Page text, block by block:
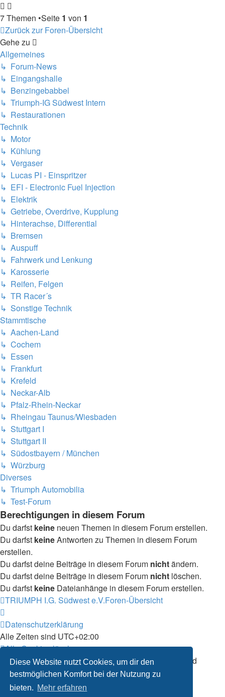
Diese Website nutzt Cookies, um dir den
bestmöglichen Komfort bei der Nutzung zu
bieten. Mehr erfahren
7 Themen •Seite 1 von 1
Zurück zur Foren-Übersicht
Gehe zu
Allgemeines
↳ Forum-News
↳ Eingangshalle
↳ Benzingebabbel
↳ Triumph-IG Südwest Intern
↳ Restaurationen
Technik
↳ Motor
↳ Kühlung
↳ Vergaser
↳ Lucas PI - Einspritzer
↳ EFI - Electronic Fuel Injection
↳ Elektrik
↳ Getriebe, Overdrive, Kupplung
↳ Hinterachse, Differential
↳ Bremsen
↳ Auspuff
↳ Fahrwerk und Lenkung
↳ Karosserie
↳ Reifen, Felgen
↳ TR Racer´s
↳ Sonstige Technik
Stammtische
↳ Aachen-Land
↳ Cochem
↳ Essen
↳ Frankfurt
↳ Krefeld
↳ Neckar-Alb
↳ Pfalz-Rhein-Neckar
↳ Rheingau Taunus/Wiesbaden
↳ Stuttgart I
↳ Stuttgart II
↳ Südostbayern / München
↳ Würzburg
Diverses
↳ Triumph Automobilia
↳ Test-Forum
Berechtigungen in diesem Forum
Du darfst keine neuen Themen in diesem Forum erstellen.
Du darfst keineAntworten zu Themen in diesem Forum
erstellen.
Du darfst deine Beiträge in diesem Forum nichtändern.
Du darfst deine Beiträge in diesem Forum nicht löschen.
Du darfst keine Dateianhänge in diesem Forum erstellen.
TRIUMPH I.G. Südwest e.V.Foren-Übersicht
Datenschutzerklärung
Alle Zeiten sind UTC+02:00
Alle Cookies löschen
Powered byphpBB® Forum Software © phpBB Limited
Deutsche Übersetzung durch phpBB.de